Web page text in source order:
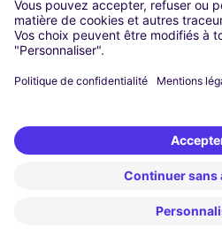
Turin
Vienne
Berlin
Düsseldorf